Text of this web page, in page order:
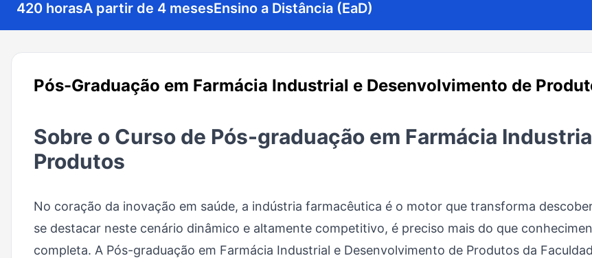
420 horasA partir de 4 mesesEnsino a Distância (EaD)
Pós-Graduação em Farmácia Industrial e Desenvolvimento de
Sobre o Curso de Pós-graduação em Farmácia
Produtos
No coração da inovação em saúde, a indústria farmacêutica é o motor que transforma
se destacar neste cenário dinâmico e altamente competitivo, é preciso mais do que
completa. A Pós-graduação em Farmácia Industrial e Desenvolvimento de Produtos da